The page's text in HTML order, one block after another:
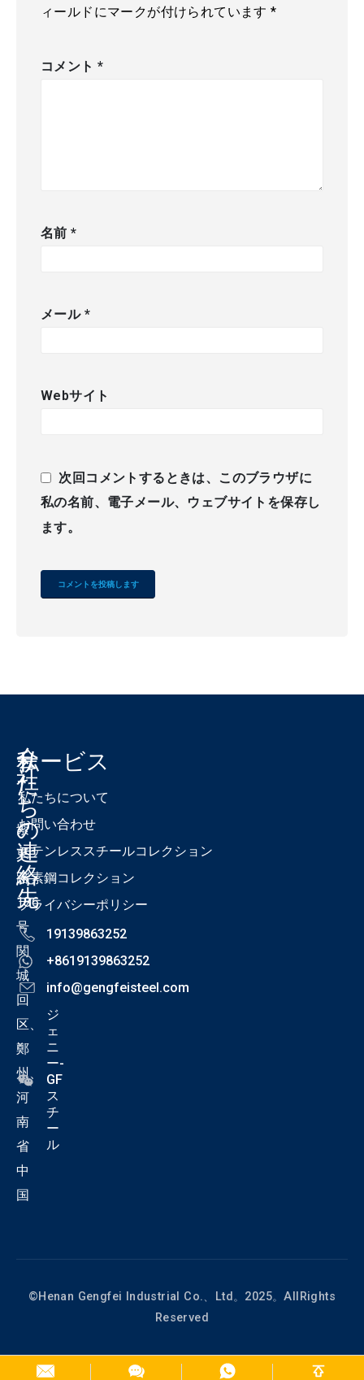
ィールドにマークが付けられています*
コメント *
名前*
メール *
Webサイト
次回コメントするときは、このブラウザに
私の名前、電子メール、ウェブサイトを保存し
ます。
会
社
紫
東
路
186
号
関
城
回
区、
鄭
州、
河
南
省
中
国
私
た
ち
の
連
絡
先
19139863252
+8619139863252
info@gengfeisteel.com
ジ
ェ
ニ
ー-
GF
ス
チ
ー
ル
サービス
私たちについて
お問い合わせ
ステンレススチールコレクション
炭素鋼コレクション
プライバシーポリシー
©Henan Gengfei Industrial Co.、Ltd。2025。AllRights
Reserved